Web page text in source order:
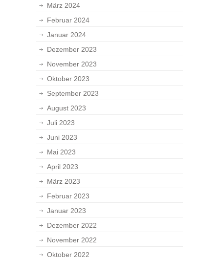
März 2024
Februar 2024
Januar 2024
Dezember 2023
November 2023
Oktober 2023
September 2023
August 2023
Juli 2023
Juni 2023
Mai 2023
April 2023
März 2023
Februar 2023
Januar 2023
Dezember 2022
November 2022
Oktober 2022